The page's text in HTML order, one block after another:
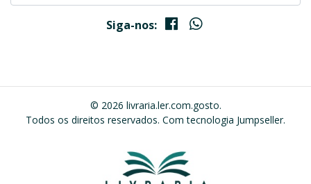
Siga-nos:
© 2026 livraria.ler.com.gosto.
Todos os direitos reservados. Com tecnologia Jumpseller.